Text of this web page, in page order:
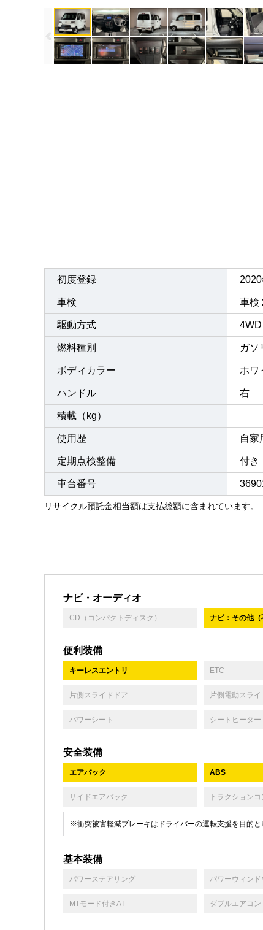
初度登録 2020
車検 車検
駆動方式 4WD
燃料種別 ガソ
ボディカラー ホワ
ハンドル 右
積載（kg）
使用歴 自家
定期点検整備 付き
車台番号
リサイクル預託金相当額は支払総額に含まれています。
ナビ・オーディオ
CD（コンパクトディスク） ナビ：その他（
便利装備
キーレスエントリ ETC
片側スライドドア 片側電動スライ
パワーシート シートヒーター
安全装備
エアバック ABS
サイドエアバック トラクション
※衝突被害軽減ブレーキはドライバーの運転支援を目的
基本装備
パワーステアリング パワーウィンド
MTモード付きAT ダブルエアコン